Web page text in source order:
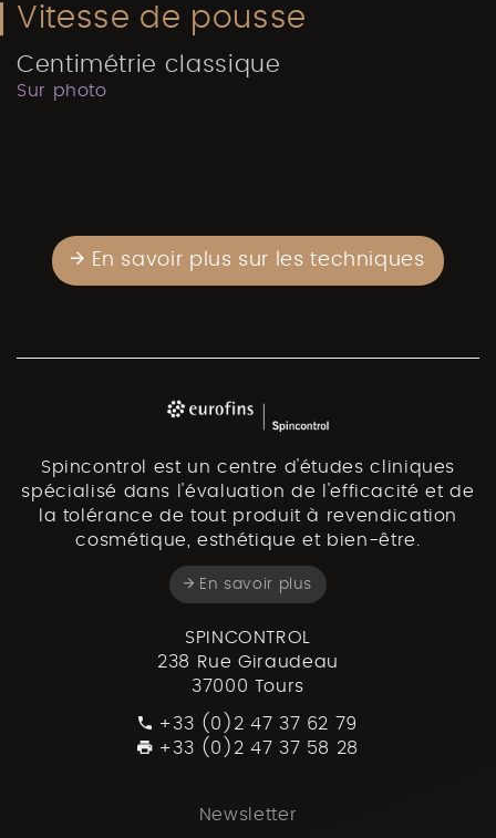
Vitesse de pousse
Centimétrie classique
Sur photo
En savoir plus sur les techniques
Spincontrol est un centre d'études cliniques
spécialisé dans l'évaluation de l'efficacité et de
la tolérance de tout produit à revendication
cosmétique, esthétique et bien-être.
En savoir plus
SPINCONTROL
238 Rue Giraudeau
37000 Tours
+33 (0)2 47 37 62 79
+33 (0)2 47 37 58 28
Newsletter